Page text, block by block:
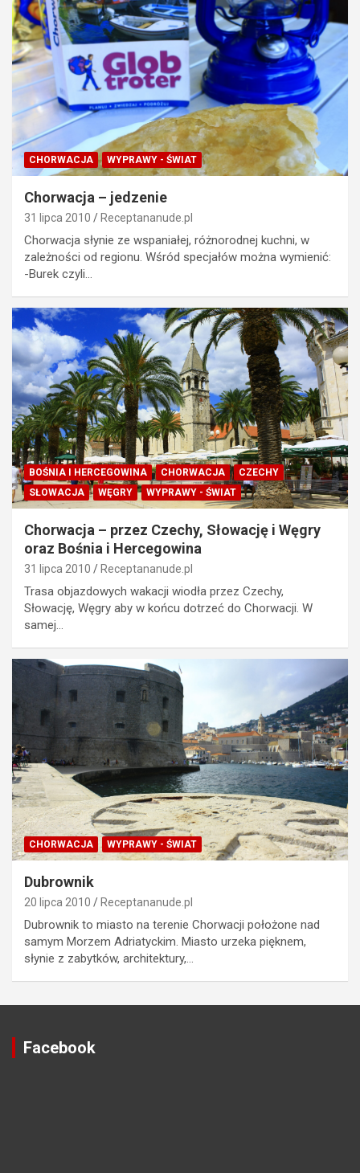
CHORWACJA WYPRAWY - ŚWIAT
Chorwacja – jedzenie
31 lipca 2010 Receptananude.pl
Chorwacja słynie ze wspaniałej, różnorodnej kuchni, w
zależności od regionu. Wśród specjałów można wymienić:
-Burek czyli…
BOŚNIA I HERCEGOWINA CHORWACJA
CZECHY
SŁOWACJA
WĘGRY WYPRAWY - ŚWIAT
Chorwacja – przez Czechy, Słowację i Węgry
oraz Bośnia i Hercegowina
31 lipca 2010 Receptananude.pl
Trasa objazdowych wakacji wiodła przez Czechy,
Słowację, Węgry aby w końcu dotrzeć do Chorwacji. W
samej…
CHORWACJA WYPRAWY - ŚWIAT
Dubrownik
20 lipca 2010 Receptananude.pl
Dubrownik to miasto na terenie Chorwacji położone nad
samym Morzem Adriatyckim. Miasto urzeka pięknem,
słynie z zabytków, architektury,…
Facebook